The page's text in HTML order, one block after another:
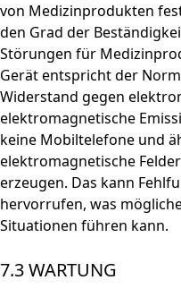
von Medizinprodukten
den Grad der
Störungen für
Gerät entspricht der Norm
Widerstand gegen
elektromagnetische
keine Mobiltelefone und
elektromagnetische
erzeugen. Das kann
hervorrufen, was
Situationen führen kann.
7.3 WARTUNG